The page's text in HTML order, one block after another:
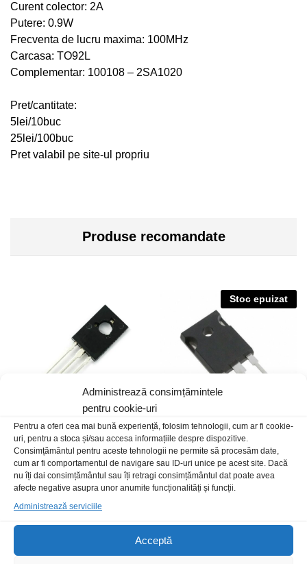
Administrează consimțămintele
pentru cookie-uri
Pentru a oferi cea mai bună experiență, folosim tehnologii, cum ar fi cookie-
uri, pentru a stoca și/sau accesa informațiile despre dispozitive.
Consimțământul pentru aceste tehnologii ne permite să procesăm date,
cum ar fi comportamentul de navigare sau ID-uri unice pe acest site. Dacă
nu îți dai consimțământul sau îți retragi consimțământul dat poate avea
afecte negative asupra unor anumite funcționalități și funcții.
Administrează serviciile
Acceptă
Curent colector: 2A
Putere: 0.9W
Frecventa de lucru maxima: 100MHz
Carcasa: TO92L
Complementar: 100108 – 2SA1020
Pret/cantitate:
5lei/10buc
25lei/100buc
Pret valabil pe site-ul propriu
Produse recomandate
MJE13003
3,00lei /Buc
Stoc epuizat
2SC3998
15,00lei/Buc